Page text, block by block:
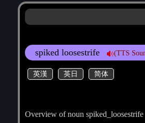
spiked loosestrife (TTS
英漢 英日 简体
Overview of noun spiked_loosestrife